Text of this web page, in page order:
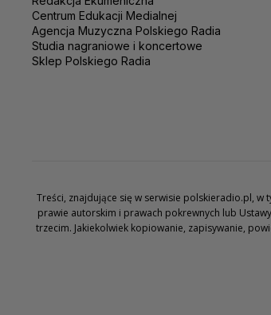
Centrum Edukacji Medialnej
Agencja Muzyczna Polskiego Radia
Studia nagraniowe i koncertowe
Sklep Polskiego Radia
Treści, znajdujące się w serwisie polskieradio.pl,
prawie autorskim i prawach pokrewnych lub
trzecim. Jakiekolwiek kopiowanie, zapisywanie,